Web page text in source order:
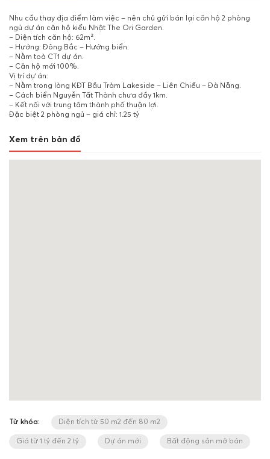
Nhu cầu thay địa điểm làm việc – nên chủ gửi bán lại căn hộ 2 phòng
ngủ dự án căn hộ kiểu Nhật The Ori Garden.
– Diện tích căn hộ: 62m².
– Hướng: Đông Bắc – Hướng biển.
– Nằm toà CT1 dự án.
– Căn hộ mới 100%.
Vị trí dự án:
– Nằm trong lòng KĐT Bầu Tràm Lakeside – Liên Chiểu – Đà Nẵng.
– Cách biển Nguyễn Tất Thành chưa đầy 1km.
– Kết nối với trung tâm thành phố thuận lợi.
Đặc biệt 2 phòng ngủ – giá chỉ: 1.25 tỷ
Xem trên bản đồ
Từ khóa: Diện tích từ 50 m2 đến 80 m2
Giá từ 1 tỷ đến 2 tỷ Dự án mới Bất động sản mở bán